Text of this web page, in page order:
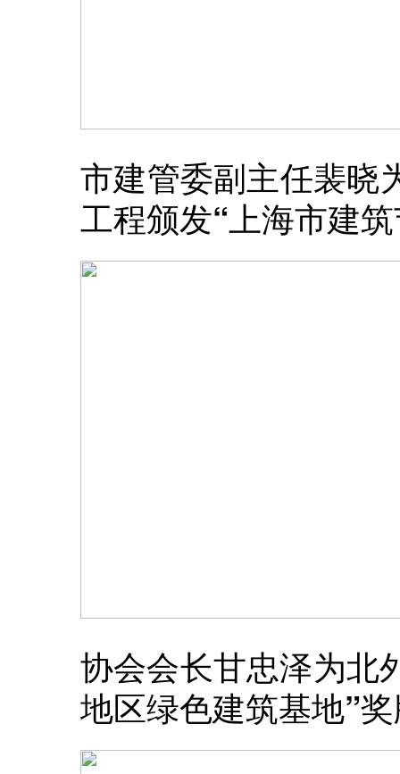
市建管委副主任裴晓
工程颁发“上海市建
协会会长甘忠泽为北
地区绿色建筑基地”